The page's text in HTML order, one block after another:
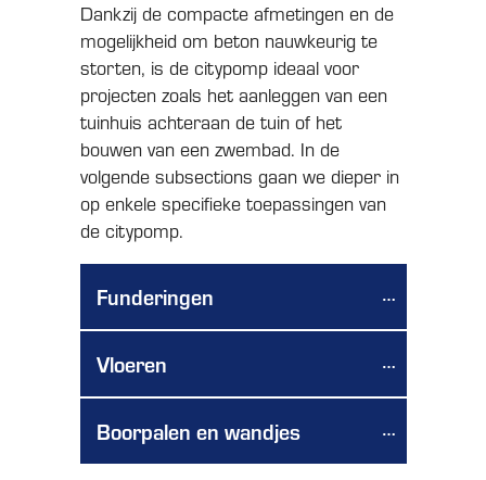
Dankzij de compacte afmetingen en de
mogelijkheid om beton nauwkeurig te
storten, is de citypomp ideaal voor
projecten zoals het aanleggen van een
tuinhuis achteraan de tuin of het
bouwen van een zwembad. In de
volgende subsections gaan we dieper in
op enkele specifieke toepassingen van
de citypomp.
Funderingen
Vloeren
Boorpalen en wandjes